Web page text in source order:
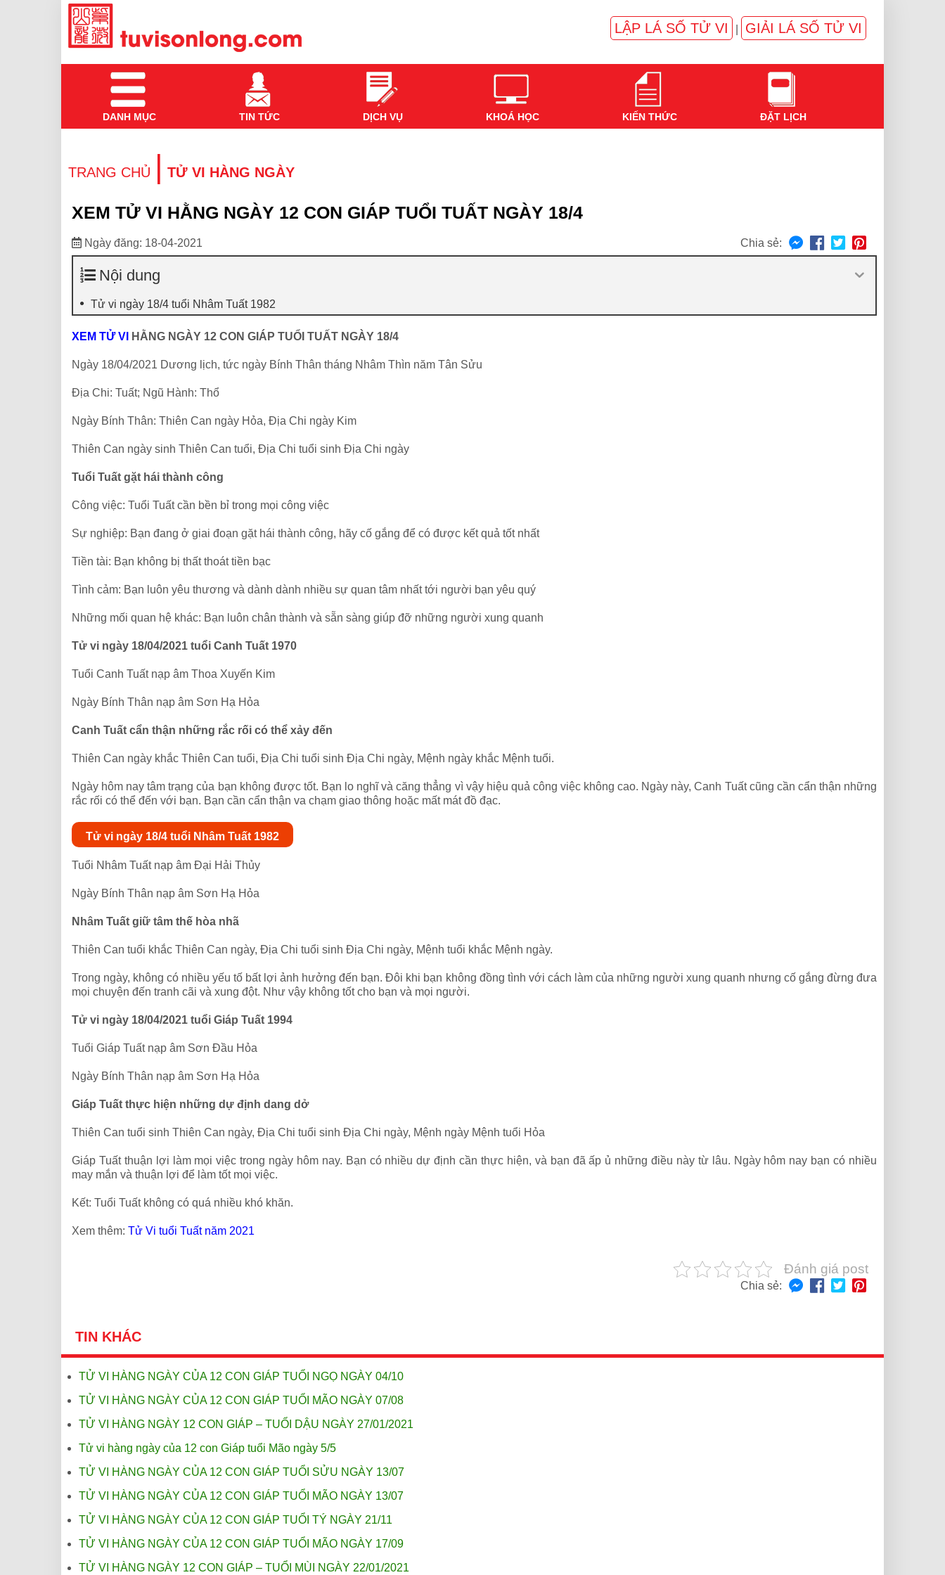
LẬP LÁ SỐ TỬ VI GIẢI LÁ SỐ TỬ VI
DANH MỤC TIN TỨC DỊCH VỤ KHOÁ HỌC KIẾN THỨC ĐẶT LỊCH
TRANG CHỦ | TỬ VI HÀNG NGÀY
XEM TỬ VI HẰNG NGÀY 12 CON GIÁP TUỔI TUẤT NGÀY 18/4
Ngày đăng: 18-04-2021 Chia sẻ:
Nội dung
Tử vi ngày 18/4 tuổi Nhâm Tuất 1982
XEM TỬ VI HẰNG NGÀY 12 CON GIÁP TUỔI TUẤT NGÀY 18/4
Ngày 18/04/2021 Dương lịch, tức ngày Bính Thân tháng Nhâm Thìn năm Tân Sửu
Địa Chi: Tuất; Ngũ Hành: Thổ
Ngày Bính Thân: Thiên Can ngày Hỏa, Địa Chi ngày Kim
Thiên Can ngày sinh Thiên Can tuổi, Địa Chi tuổi sinh Địa Chi ngày
Tuổi Tuất gặt hái thành công
Công việc: Tuổi Tuất cần bền bỉ trong mọi công việc
Sự nghiệp: Bạn đang ở giai đoạn gặt hái thành công, hãy cố gắng để có được kết quả tốt nhất
Tiền tài: Bạn không bị thất thoát tiền bạc
Tình cảm: Bạn luôn yêu thương và dành dành nhiều sự quan tâm nhất tới người bạn yêu quý
Những mối quan hệ khác: Bạn luôn chân thành và sẵn sàng giúp đỡ những người xung quanh
Tử vi ngày 18/04/2021 tuổi Canh Tuất 1970
Tuổi Canh Tuất nạp âm Thoa Xuyến Kim
Ngày Bính Thân nạp âm Sơn Hạ Hỏa
Canh Tuất cẩn thận những rắc rối có thể xảy đến
Thiên Can ngày khắc Thiên Can tuổi, Địa Chi tuổi sinh Địa Chi ngày, Mệnh ngày khắc Mệnh tuổi.
Ngày hôm nay tâm trạng của bạn không được tốt. Bạn lo nghĩ và căng thẳng vì vậy hiệu quả công việc không cao. Ngày này, Canh Tuất cũng cần cẩn thận những
rắc rối có thể đến với bạn. Bạn cần cẩn thận va chạm giao thông hoặc mất mát đồ đạc.
Tử vi ngày 18/4 tuổi Nhâm Tuất 1982
Tuổi Nhâm Tuất nạp âm Đại Hải Thủy
Ngày Bính Thân nạp âm Sơn Hạ Hỏa
Nhâm Tuất giữ tâm thế hòa nhã
Thiên Can tuổi khắc Thiên Can ngày, Địa Chi tuổi sinh Địa Chi ngày, Mệnh tuổi khắc Mệnh ngày.
Trong ngày, không có nhiều yếu tố bất lợi ảnh hưởng đến bạn. Đôi khi bạn không đồng tình với cách làm của những người xung quanh nhưng cố gắng đừng đưa
mọi chuyện đến tranh cãi và xung đột. Như vậy không tốt cho bạn và mọi người.
Tử vi ngày 18/04/2021 tuổi Giáp Tuất 1994
Tuổi Giáp Tuất nạp âm Sơn Đầu Hỏa
Ngày Bính Thân nạp âm Sơn Hạ Hỏa
Giáp Tuất thực hiện những dự định dang dở
Thiên Can tuổi sinh Thiên Can ngày, Địa Chi tuổi sinh Địa Chi ngày, Mệnh ngày Mệnh tuổi Hỏa
Giáp Tuất thuận lợi làm mọi việc trong ngày hôm nay. Bạn có nhiều dự định cần thực hiện, và bạn đã ấp ủ những điều này từ lâu. Ngày hôm nay bạn có nhiều
may mắn và thuận lợi để làm tốt mọi việc.
Kết: Tuổi Tuất không có quá nhiều khó khăn.
Xem thêm: Tử Vi tuổi Tuất năm 2021
Đánh giá post
Chia sẻ:
TIN KHÁC
TỬ VI HÀNG NGÀY CỦA 12 CON GIÁP TUỔI NGỌ NGÀY 04/10
TỬ VI HÀNG NGÀY CỦA 12 CON GIÁP TUỔI MÃO NGÀY 07/08
TỬ VI HÀNG NGÀY 12 CON GIÁP – TUỔI DẬU NGÀY 27/01/2021
Tử vi hàng ngày của 12 con Giáp tuổi Mão ngày 5/5
TỬ VI HÀNG NGÀY CỦA 12 CON GIÁP TUỔI SỬU NGÀY 13/07
TỬ VI HÀNG NGÀY CỦA 12 CON GIÁP TUỔI MÃO NGÀY 13/07
TỬ VI HÀNG NGÀY CỦA 12 CON GIÁP TUỔI TÝ NGÀY 21/11
TỬ VI HÀNG NGÀY CỦA 12 CON GIÁP TUỔI MÃO NGÀY 17/09
TỬ VI HÀNG NGÀY 12 CON GIÁP – TUỔI MÙI NGÀY 22/01/2021